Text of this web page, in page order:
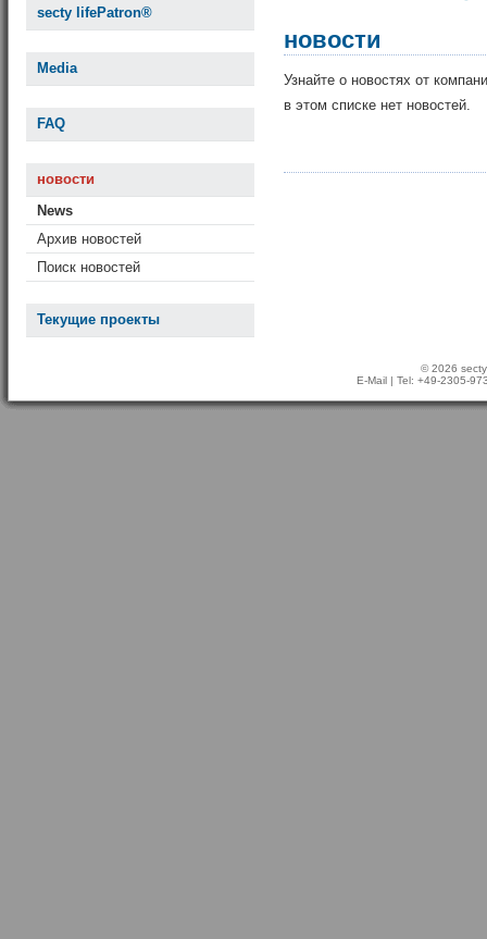
secty lifePatron®
Media
FAQ
новости
News
Архив новостей
Поиск новостей
Текущие проекты
новости
Узнайте о новостях от
в этом списке нет новостей.
© 2026
E-Mail | Tel: +49-2305-